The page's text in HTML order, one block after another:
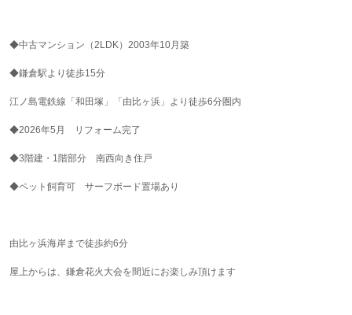
◆中古マンション（2LDK）2003年10月築
◆鎌倉駅より徒歩15分
江ノ島電鉄線「和田塚」「由比ヶ浜」より徒歩6分圏内
◆2026年5月 リフォーム完了
◆3階建・1階部分 南西向き住戸
◆ペット飼育可 サーフボード置場あり
由比ヶ浜海岸まで徒歩約6分
屋上からは、鎌倉花火大会を間近にお楽しみ頂けます